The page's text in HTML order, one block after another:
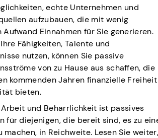
echte Unternehmen und
aufzubauen, die mit wenig
Aufwand Einnahmen für Sie generieren.
Fähigkeiten, Talente und
nutzen, können Sie passive
von zu Hause aus schaffen, die
kommenden Jahren finanzielle Freiheit
bieten.
und Beharrlichkeit ist passives
für diejenigen, die bereit sind, es zu
machen, in Reichweite. Lesen Sie weiter,